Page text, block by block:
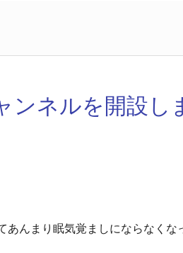
ネルを開設し
あんまり眠気覚ましにならなくな